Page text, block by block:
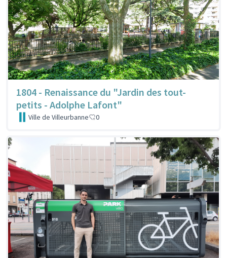
1804 - Renaissance du "Jardin des tout-
petits - Adolphe Lafont"
Ville de Villeurbanne 0